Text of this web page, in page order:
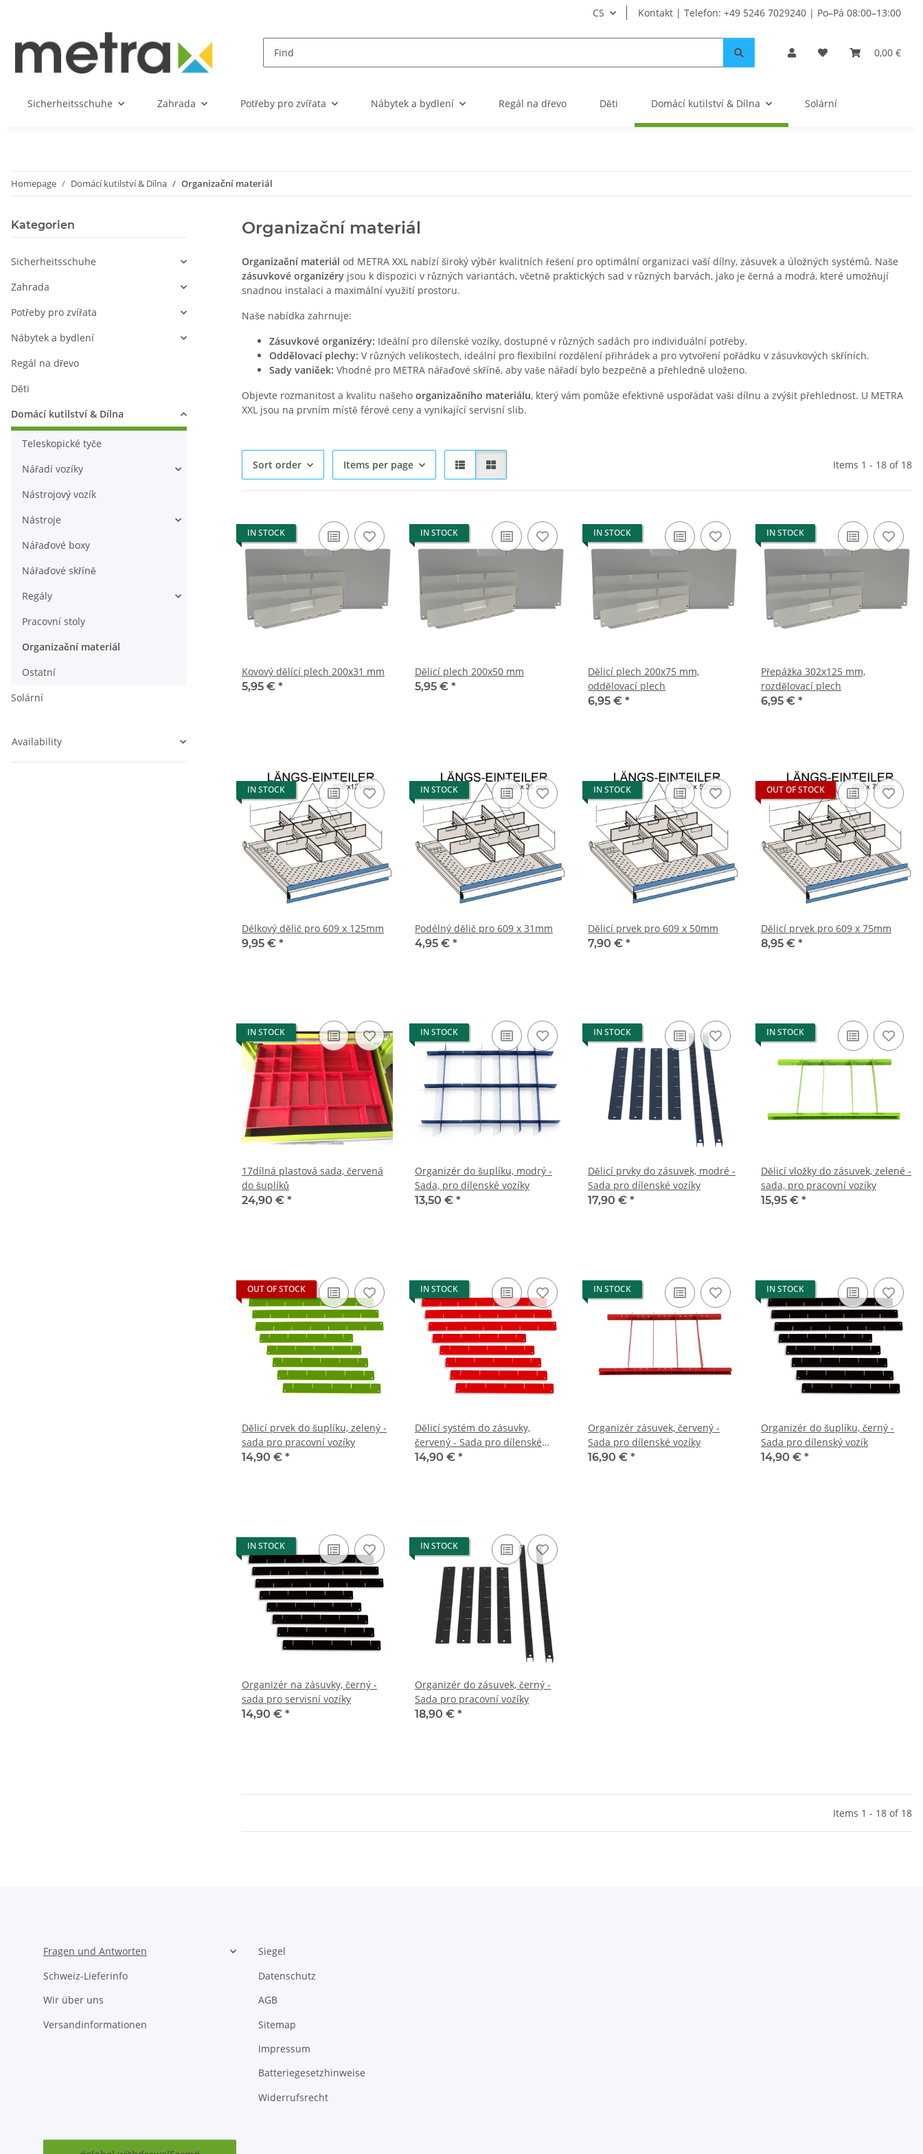
CS Kontakt | Telefon: +49 5246 7029240 | Po–Pá 08:00–13:00
0,00 €
Sicherheitsschuhe Zahrada Potřeby pro zvířata Nábytek a bydlení Regál na dřevo Děti Domácí kutilství & Dílna Solární
Homepage Domácí kutilství & Dílna Organizační materiál
Organizační materiál
Organizační materiál od METRA XXL nabízí široký výběr kvalitních řešení pro optimální organizaci vaší dílny, zásuvek a úložných systémů. Naše
zásuvkové organizéry jsou k dispozici v různých variantách, včetně praktických sad v různých barvách, jako je černá a modrá, které umožňují
snadnou instalaci a maximální využití prostoru.
Naše nabídka zahrnuje:
Zásuvkové organizéry: Ideální pro dílenské vozíky, dostupné v různých sadách pro individuální potřeby.
Oddělovací plechy: V různých velikostech, ideální pro flexibilní rozdělení přihrádek a pro vytvoření pořádku v zásuvkových skříních.
Sady vaniček: Vhodné pro METRA nářaďové skříně, aby vaše nářadí bylo bezpečně a přehledně uloženo.
Objevte rozmanitost a kvalitu našeho organizačního materiálu, který vám pomůže efektivně uspořádat vaši dílnu a zvýšit přehlednost. U METRA
XXL jsou na prvním místě férové ceny a vynikající servisní slib.
Sort order Items per page Items 1 - 18 of 18
IN STOCK
Kovový dělící plech 200x31 mm
5,95 € *
IN STOCK
Dělicí plech 200x50 mm
5,95 € *
IN STOCK
Dělicí plech 200x75 mm,
oddělovací plech
6,95 € *
IN STOCK
Přepážka 302x125 mm,
rozdělovací plech
6,95 € *
IN STOCK
Délkový dělič pro 609 x 125mm
9,95 € *
IN STOCK
Podélný dělič pro 609 x 31mm
4,95 € *
IN STOCK
Dělicí prvek pro 609 x 50mm
7,90 € *
OUT OF STOCK
Dělicí prvek pro 609 x 75mm
8,95 € *
IN STOCK
17dílná plastová sada, červená
do šuplíků
24,90 € *
IN STOCK
Organizér do šuplíku, modrý -
Sada, pro dílenské vozíky
13,50 € *
IN STOCK
Dělicí prvky do zásuvek, modré -
Sada pro dílenské vozíky
17,90 € *
IN STOCK
Dělicí vložky do zásuvek, zelené -
sada, pro pracovní vozíky
15,95 € *
OUT OF STOCK
Dělicí prvek do šuplíku, zelený -
sada pro pracovní vozíky
14,90 € *
IN STOCK
Dělicí systém do zásuvky,
červený - Sada pro dílenské
vozíky
14,90 € *
IN STOCK
Organizér zásuvek, červený -
Sada pro dílenské vozíky
16,90 € *
IN STOCK
Organizér do šuplíku, černý -
Sada pro dílenský vozík
14,90 € *
IN STOCK
Organizér na zásuvky, černý -
sada pro servisní vozíky
14,90 € *
IN STOCK
Organizér do zásuvek, černý -
Sada pro pracovní vozíky
18,90 € *
Items 1 - 18 of 18
Kategorien
Sicherheitsschuhe
Zahrada
Potřeby pro zvířata
Nábytek a bydlení
Regál na dřevo
Děti
Domácí kutilství & Dílna
Teleskopické tyče
Nářadí vozíky
Nástrojový vozík
Nástroje
Nářaďové boxy
Nářaďové skříně
Regály
Pracovní stoly
Organizační materiál
Ostatní
Solární
Availability
Fragen und Antworten
Schweiz-Lieferinfo
Wir über uns
Versandinformationen
Siegel
Datenschutz
AGB
Sitemap
Impressum
Batteriegesetzhinweise
Widerrufsrecht